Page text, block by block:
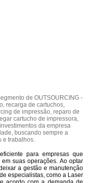
de OUTSOURCING -
recarga de cartuchos,
de impressão, reparo de
cartucho de impressora,
da empresa
buscando sempre a
e trabalhos.
para empresas que
suas operações. Ao optar
a gestão e manutenção
especialistas, como a Laser